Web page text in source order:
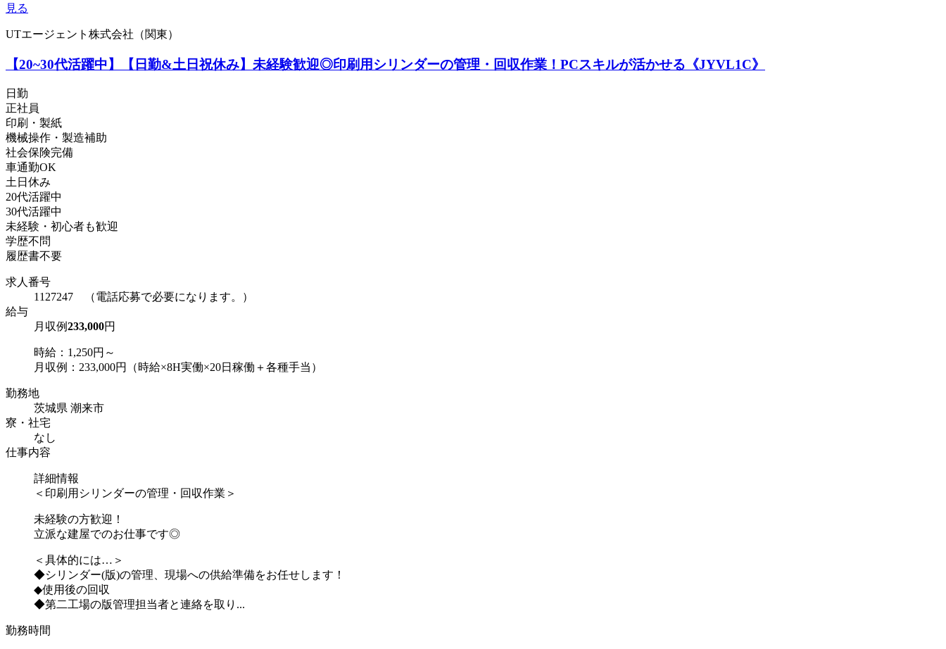
見る
UTエージェント株式会社（関東）
【20~30代活躍中】【日勤&土日祝休み】未経験歓迎◎印刷用シリンダーの管理・回収作業！PCスキルが活かせる《JYVL1C》
日勤
正社員
印刷・製紙
機械操作・製造補助
社会保険完備
車通勤OK
土日休み
20代活躍中
30代活躍中
未経験・初心者も歓迎
学歴不問
履歴書不要
求人番号
1127247 （電話応募で必要になります。）
給与
月収例233,000円
時給：1,250円～
月収例：233,000円（時給×8H実働×20日稼働＋各種手当）
勤務地
茨城県 潮来市
寮・社宅
なし
仕事内容
詳細情報
＜印刷用シリンダーの管理・回収作業＞
未経験の方歓迎！
立派な建屋でのお仕事です◎
＜具体的には…＞
◆シリンダー(版)の管理、現場への供給準備をお任せします！
◆使用後の回収
◆第二工場の版管理担当者と連絡を取り...
勤務時間